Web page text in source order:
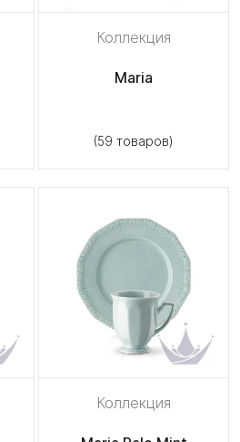
Коллекция
Maria
(59 товаров)
Коллекция